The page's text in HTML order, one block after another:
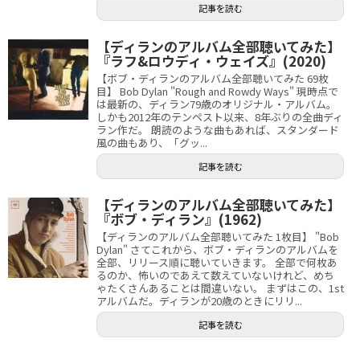
記事を読む
【ディランのアルバム全部聴いてみた】
『ラフ&ロウディ・ウェイズ』(2020)
【ボブ・ディランのアルバム全部聴いてみた 69枚
目】 Bob Dylan "Rough and Rowdy Ways" 現時点で
は最新の、ディラン79歳のオリジナル・アルバム。
しかも2012年のテンペスト以来、8年ぶりの全曲ディ
ラン作だ。 朗読のような曲もあれば、スタンダード
風の曲もあり、「グッ...
記事を読む
【ディランのアルバム全部聴いてみた】
『ボブ・ディラン』(1962)
【ディランのアルバム全部聴いてみた 1枚目】 "Bob
Dylan" さてこれから、ボブ・ディランのアルバムを
全部、リリース順に聴いていきます。 全部で何枚あ
るのか、怖いのであえて数えていないけれど、めち
ゃたくさんあることは間違いない。 まずはこの、1st
アルバムだ。ディランが20歳のときにリリ...
記事を読む